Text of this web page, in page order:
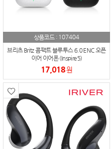
상품코드 : 107404
브리츠 Britz 콤팩트 블루투스 6.0 ENC 오픈
이어 이어폰 (Inspire5)
17,018원